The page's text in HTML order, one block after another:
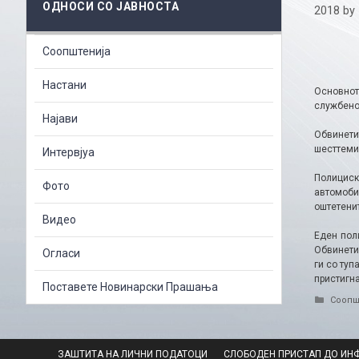
2018 by
Еден
ги со
ОДНОСИ СО ЈАВНОСТА
Соопштенија
Настани
Најави
Интервјуа
Фото
Видео
Огласи
Поставете Новинарски Прашања
ЗАШТИТА НА ЛИЧНИ ПОДАТОЦИ СЛОБОДЕН ПРИСТАП ДО